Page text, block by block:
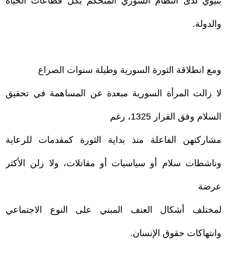
والدولة.
ومع انطلاقة الثورة السورية وطيلة سنوات الصراع
لا زالت المرأة السورية مبعدة عن المساهمة في تحقيق
السلام وفق القرار 1325، رغم
مشاركتهن الفاعلة منذ بداية الثورة كمقدمات للرعاية
وناشطات سلام أو سياسيات أو مقاتلات، ولا زلن الأكثر
عرضة
لمختلف أشكال العنف المبني على النوع الاجتماعي
وانتهاكات حقوق الإنسان.